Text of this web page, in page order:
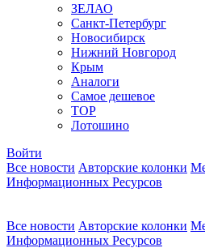
ЗЕЛАО
Санкт-Петербург
Новосибирск
Нижний Новгород
Крым
Аналоги
Самое дешевое
TOP
Лотошино
Войти
Все новости Авторские колонки
Информационных Ресурсов
Все новости Авторские колонки
Информационных Ресурсов